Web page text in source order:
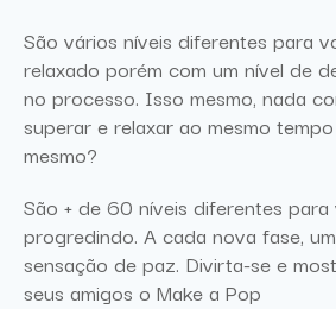
São vários níveis diferentes para
relaxado porém com um nível de
no processo. Isso mesmo, nada
superar e relaxar ao mesmo
mesmo?
São + de 60 níveis diferentes
progredindo. A cada nova fase,
sensação de paz. Divirta-se e
seus amigos o Make a Pop